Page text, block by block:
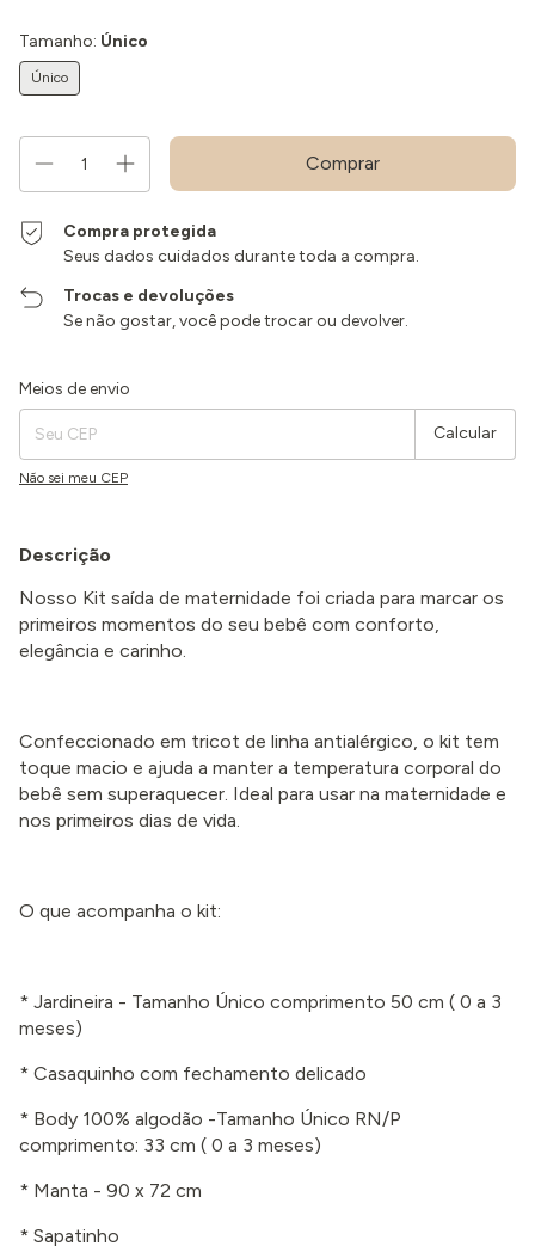
Tamanho: Único
Único
Compra protegida
Seus dados cuidados durante toda a compra.
Trocas e devoluções
Se não gostar, você pode trocar ou devolver.
Entregas para o CEP:
Meios de envio
Calcular
Não sei meu CEP
Descrição
Nosso Kit saída de maternidade foi criada para marcar os
primeiros momentos do seu bebê com conforto,
elegância e carinho.
Confeccionado em tricot de linha antialérgico, o kit tem
toque macio e ajuda a manter a temperatura corporal do
bebê sem superaquecer. Ideal para usar na maternidade e
nos primeiros dias de vida.
O que acompanha o kit:
* Jardineira - Tamanho Único comprimento 50 cm ( 0 a 3
meses)
* Casaquinho com fechamento delicado
* Body 100% algodão -Tamanho Único RN/P
comprimento: 33 cm ( 0 a 3 meses)
* Manta - 90 x 72 cm
* Sapatinho